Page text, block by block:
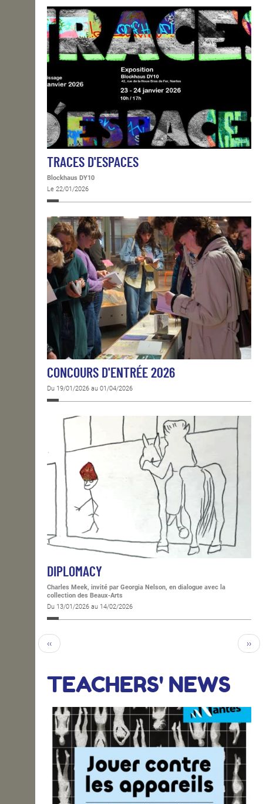
TRACES D'ESPACES
Blockhaus DY10
Le 22/01/2026
CONCOURS D'ENTRÉE 2026
Du 19/01/2026 au 01/04/2026
DIPLOMACY
Charles Meek, invité par Georgia Nelson, en dialogue avec la
collection des Beaux-Arts
Du 13/01/2026 au 14/02/2026
‹‹ ››
TEACHERS' NEWS